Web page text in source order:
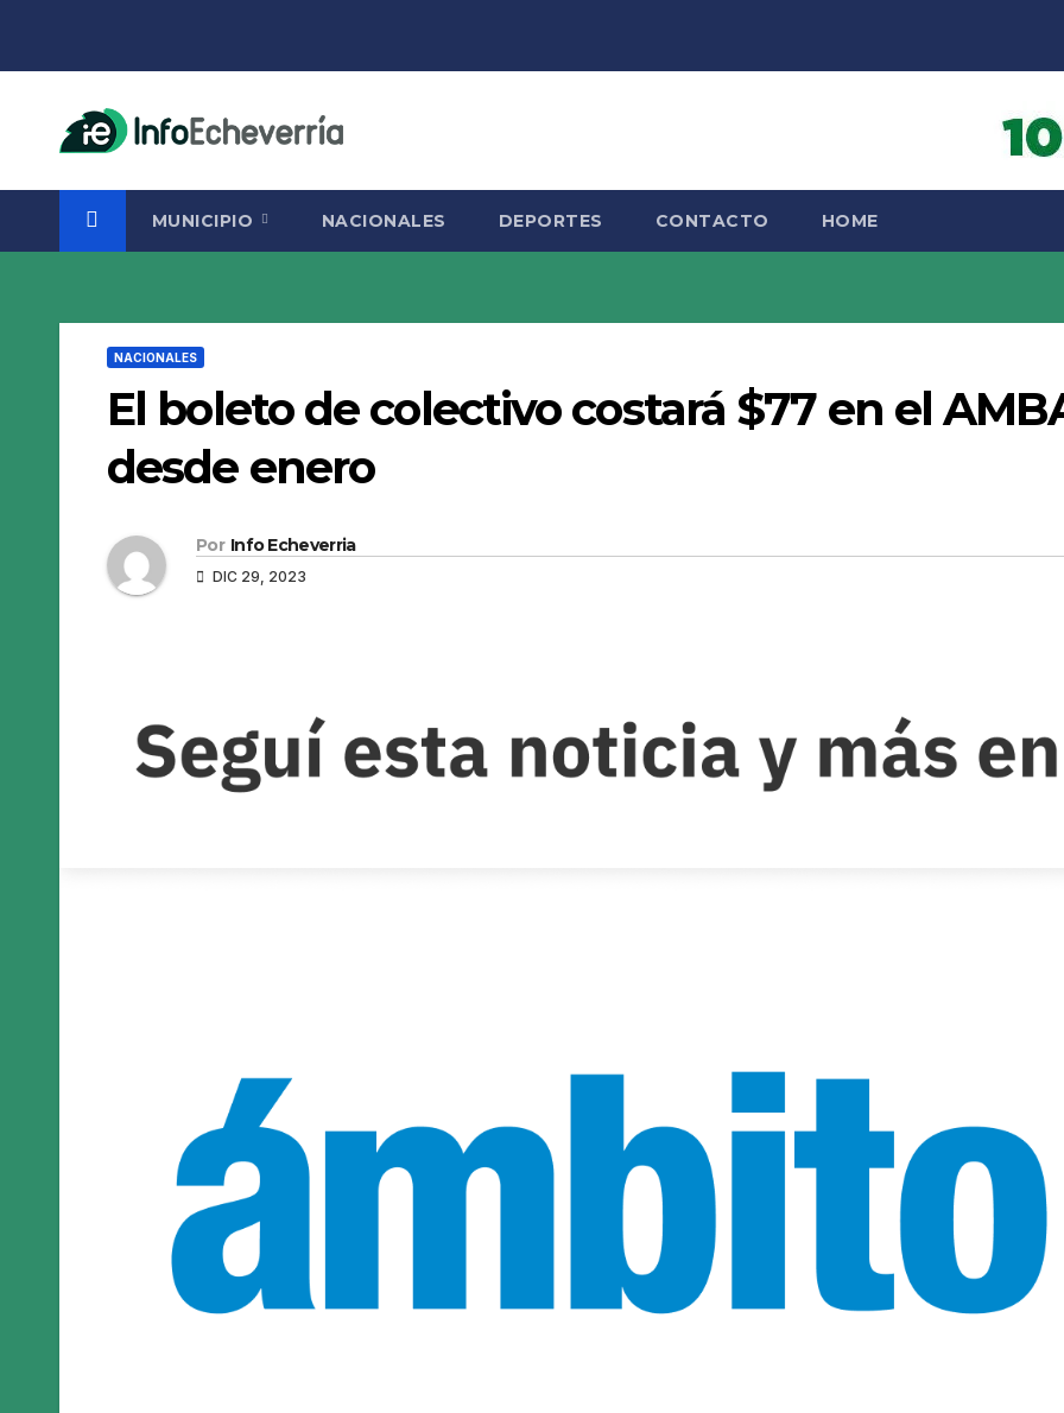
MUNICIPIO NACIONALES DEPORTES CONTACTO HOME
NACIONALES
El boleto de colectivo costará $77 en el
desde enero
Por Info Echeverria
DIC 29, 2023